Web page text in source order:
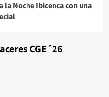
la Noche Ibicenca con una
CGE´26